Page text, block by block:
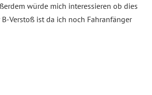
würde mich interessieren ob dies
Verstoß ist da ich noch Fahranfänger